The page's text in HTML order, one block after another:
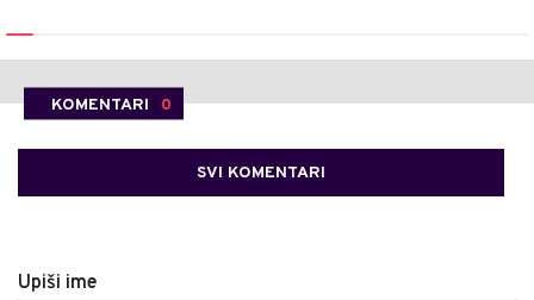
KOMENTARI 0
SVI KOMENTARI
Upiši ime